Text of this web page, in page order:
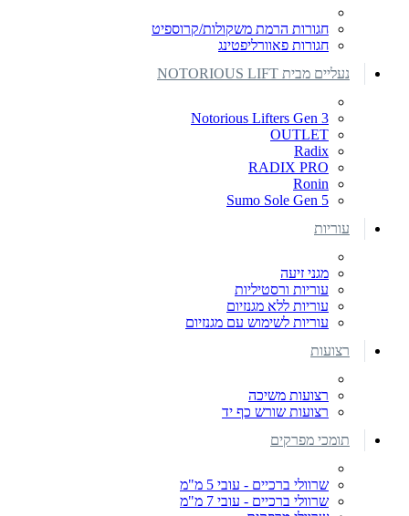
חגורות הרמת משקולות/קרוספיט
חגורות פאוורליפטינג
נעליים מבית NOTORIOUS LIFT
Notorious Lifters Gen 3
OUTLET
Radix
RADIX PRO
Ronin
Sumo Sole Gen 5
עוריות
מגני זיעה
עוריות ורסטיליות
עוריות ללא מגנזיום
עוריות לשימוש עם מגנזיום
רצועות
רצועות משיכה
רצועות שורש כף יד
תומכי מפרקים
שרוולי ברכיים - עובי 5 מ"מ
שרוולי ברכיים - עובי 7 מ"מ